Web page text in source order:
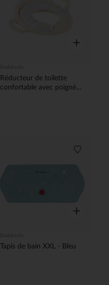
Aperçu
Réducteur de toilette
confortable avec poignées
Aperçu
Tapis de bain XXL - Bleu